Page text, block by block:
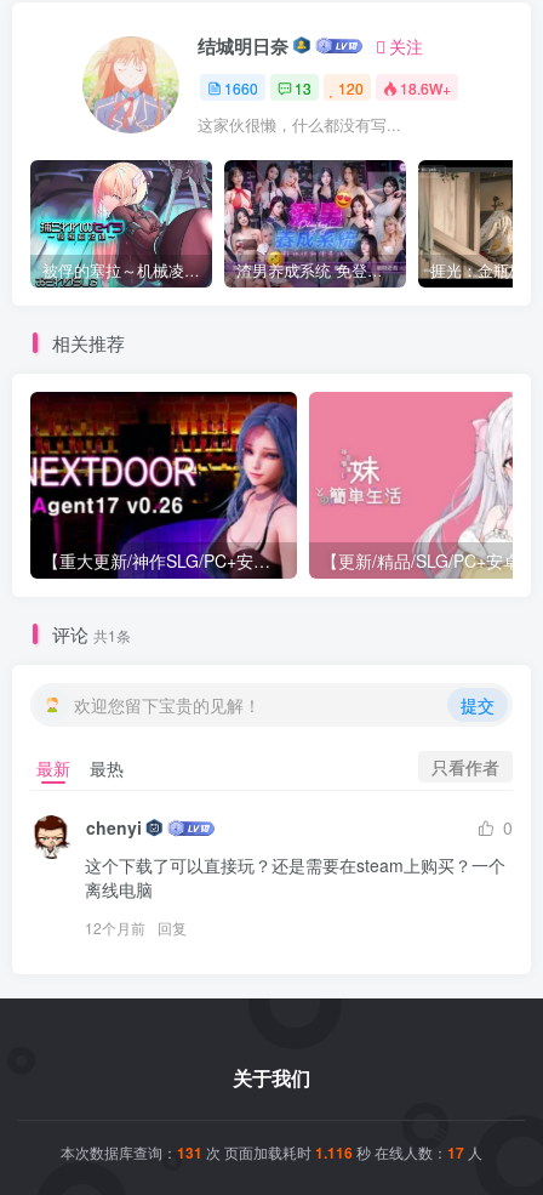
结城明日奈 关注
1660 13 120 18.6W+
这家伙很懒，什么都没有写...
被俘的塞拉～机械凌辱记录～ 渣男养成系统 免登录 麻豆
相关推荐
【重大更新/神作SLG/PC+安卓/官中】特工17 Agent 17 v0.26.10 官方中文版+存档or满金币
评论 共1条
欢迎您留下宝贵的见解！ 提交
最新 最热 只看作者
chenyi
0
这个下载了可以直接玩？还是需要在steam上购买？一个
离线电脑
12个月前 回复
关于我们
本次数据库查询： 131 次 页面加载耗时1.116秒 在线人数： 17 人